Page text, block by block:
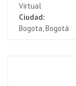
Virtual
Ciudad:
Bogota, Bogotá